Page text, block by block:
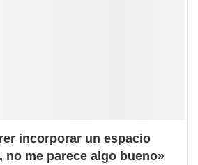
incorporar un espacio
no me parece algo bueno»